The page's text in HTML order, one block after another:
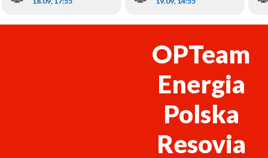
OPTeam
Energia
Polska
Resovia